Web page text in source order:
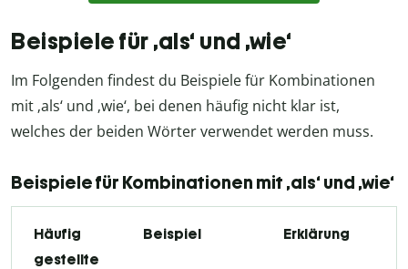
Beispiele für ‚als‘ und ‚wie‘
Im Folgenden findest du Beispiele für Kombinationen
mit ‚als‘ und ‚wie‘, bei denen häufig nicht klar ist,
welches der beiden Wörter verwendet werden muss.
Beispiele für Kombinationen mit ‚als‘ und ‚wie‘
Häufig
gestellte
Beispiel Erklärung